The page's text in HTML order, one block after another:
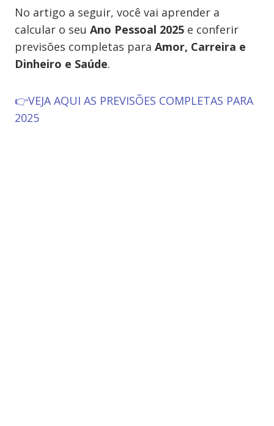
No artigo a seguir, você vai aprender a
calcular o seu Ano Pessoal 2025 e conferir
previsões completas para Amor, Carreira e
Dinheiro e Saúde.
👉VEJA AQUI AS PREVISÕES COMPLETAS PARA
2025